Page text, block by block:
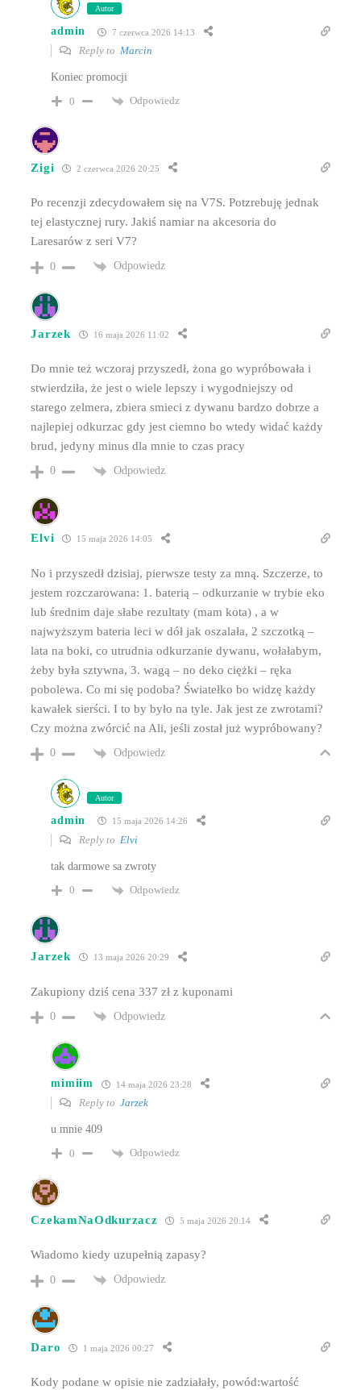
Autor
admin 7 czerwca 2026 14:13
Reply toMarcin
Koniec promocji
0
Odpowiedz
Zigi 2 czerwca 2026 20:25
Po recenzji zdecydowałem się na V7S. Potzrebuję jednak
tej elastycznej rury. Jakiś namiar na akcesoria do
Laresarów z seri V7?
0 Odpowiedz
Jarzek 16 maja 2026 11:02
Do mnie też wczoraj przyszedł, żona go wypróbowała i
stwierdziła, że jest o wiele lepszy i wygodniejszy od
starego zelmera, zbiera smieci z dywanu bardzo dobrze a
najlepiej odkurzac gdy jest ciemno bo wtedy widać każdy
brud, jedyny minus dla mnie to czas pracy
0 Odpowiedz
Elvi 15 maja 2026 14:05
No i przyszedł dzisiaj, pierwsze testy za mną. Szczerze, to
jestem rozczarowana: 1. baterią – odkurzanie w trybie eko
lub średnim daje słabe rezultaty (mam kota) , a w
najwyższym bateria leci w dół jak oszalała, 2 szczotką –
lata na boki, co utrudnia odkurzanie dywanu, wołałabym,
żeby była sztywna, 3. wagą – no deko ciężki – ręka
pobolewa. Co mi się podoba? Światełko bo widzę każdy
kawałek sierści. I to by było na tyle. Jak jest ze zwrotami?
Czy można zwórcić na Ali, jeśli został już wypróbowany?
0 Odpowiedz
Autor
admin 15 maja 2026 14:26
Reply to Elvi
tak darmowe sa zwroty
0
Odpowiedz
Jarzek 13 maja 2026 20:29
Zakupiony dziś cena 337 zł z kuponami
0 Odpowiedz
mimiim 14 maja 2026 23:28
Reply toJarzek
u mnie 409
0
Odpowiedz
CzekamNaOdkurzacz 5 maja 2026 20:14
Wiadomo kiedy uzupełnią zapasy?
0 Odpowiedz
Daro 1 maja 2026 00:27
Kody podane w opisie nie zadziałały, powód:wartość